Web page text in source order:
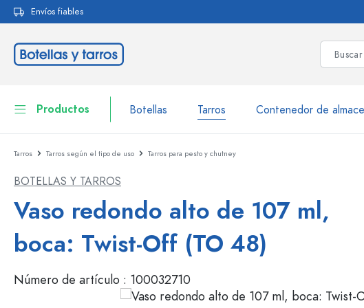
Saltar a la navegación principal
Envíos fiables
Productos Botellas Tarros Contenedor de
Botellas
Contenedor de almacenamiento
Vajilla
Envases para cosméticos
A la categoría Botellas
Botellas según la marca
Botellas WECK
Botellas según el volumen
Botellas de vidrio 100 ml
Tarros Tarros según el tipo de uso Tarros para pesto y chutney
BOTELLAS Y TARROS
Vaso redondo alto de 107 ml,
boca: Twist-Off (TO 48)
Número de artículo : 100032710